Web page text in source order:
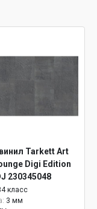
Tarkett Art
Digi Edition
230345048
класс
3 мм